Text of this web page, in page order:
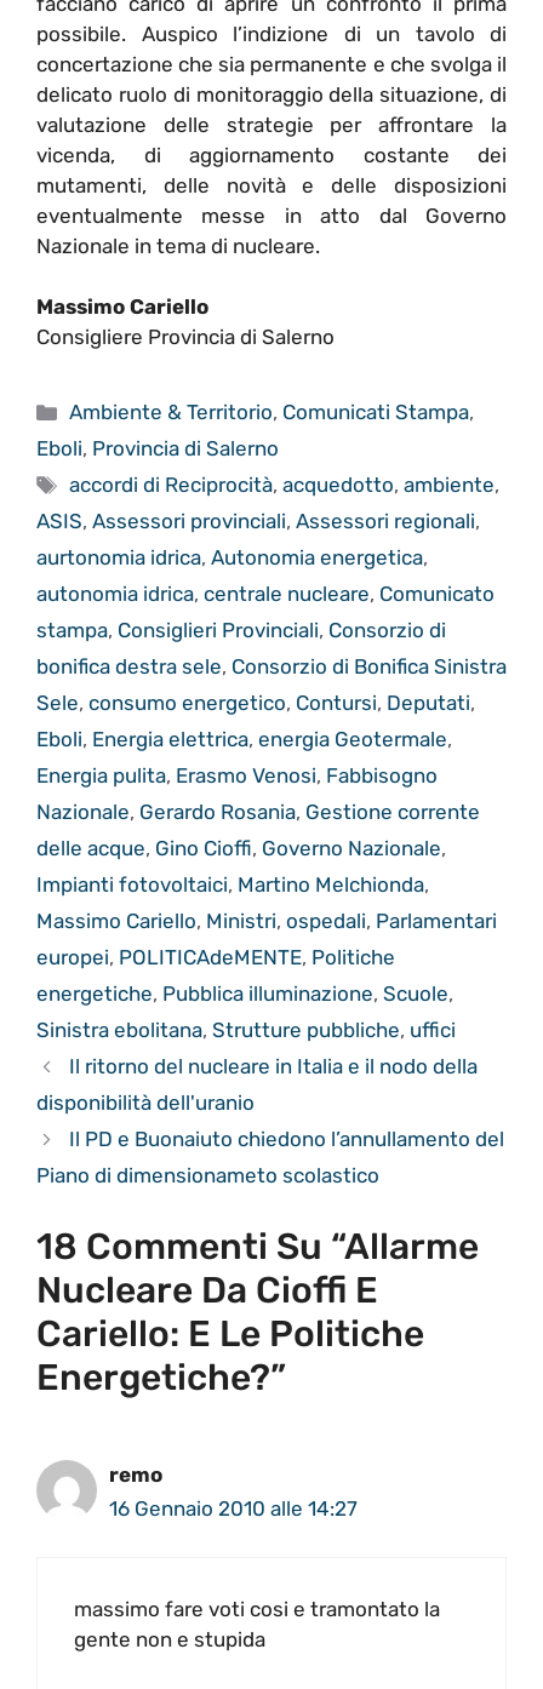
possibile. Auspico l’indizione di un tavolo di
concertazione che sia permanente e che svolga il
delicato ruolo di monitoraggio della situazione, di
valutazione delle strategie per affrontare la
vicenda, di aggiornamento costante dei
mutamenti, delle novità e delle disposizioni
eventualmente messe in atto dal Governo
Nazionale in tema di nucleare.
Massimo Cariello
Consigliere Provincia di Salerno
Categorie
Ambiente & Territorio, Comunicati Stampa,
Eboli, Provincia di Salerno
Tag
accordi di Reciprocità,acquedotto,ambiente,
ASIS, Assessori provinciali, Assessori regionali,
aurtonomia idrica, Autonomia energetica,
autonomia idrica, centrale nucleare, Comunicato
stampa, Consiglieri Provinciali, Consorzio di
bonifica destra sele, Consorzio di Bonifica Sinistra
Sele, consumo energetico, Contursi, Deputati,
Eboli, Energia elettrica, energia Geotermale,
Energia pulita, Erasmo Venosi, Fabbisogno
Nazionale, Gerardo Rosania, Gestione corrente
delle acque, Gino Cioffi, Governo Nazionale,
Impianti fotovoltaici, Martino Melchionda,
Massimo Cariello, Ministri, ospedali, Parlamentari
europei, POLITICAdeMENTE, Politiche
energetiche, Pubblica illuminazione, Scuole,
Sinistra ebolitana, Strutture pubbliche, uffici
Il ritorno del nucleare in Italia e il nodo della
disponibilità dell'uranio
Il PD e Buonaiuto chiedono l’annullamento del
Piano di dimensionameto scolastico
18 Commenti Su “Allarme
Nucleare Da Cioffi E
Cariello: E Le Politiche
Energetiche?”
remo
16 Gennaio 2010 alle 14:27
massimo fare voti cosi e tramontato la
gente non e stupida